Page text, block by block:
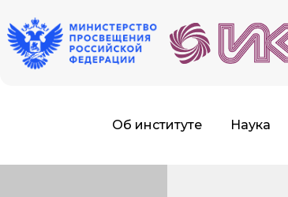
Об институте Наука